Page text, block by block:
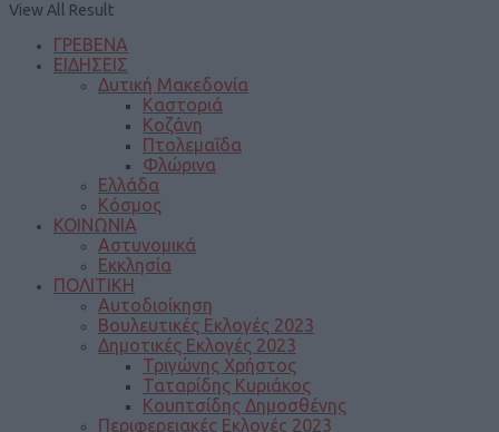
View All Result
ΓΡΕΒΕΝΑ
ΕΙΔΗΣΕΙΣ
Δυτική Μακεδονία
Καστοριά
Κοζάνη
Πτολεμαΐδα
Φλώρινα
Ελλάδα
Κόσμος
ΚΟΙΝΩΝΙΑ
Αστυνομικά
Εκκλησία
ΠΟΛΙΤΙΚΗ
Αυτοδιοίκηση
Βουλευτικές Εκλογές 2023
Δημοτικές Εκλογές 2023
Τριγώνης Χρήστος
Ταταρίδης Κυριάκος
Κουπτσίδης Δημοσθένης
Περιφερειακές Εκλογές 2023